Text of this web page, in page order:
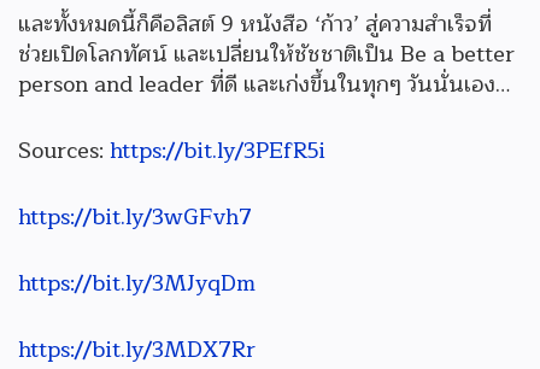
และทั้งหมดนี้ก็คือลิสต์ 9 หนังสือ ‘ก้าว’ สู่ความสำเร็จที่
ช่วยเปิดโลกทัศน์ และเปลี่ยนให้ชัชชาติเป็น Be a better
person and leader ที่ดี และเก่งขึ้นในทุกๆ วันนั่นเอง…
Sources: https://bit.ly/3PEfR5i
https://bit.ly/3wGFvh7
https://bit.ly/3MJyqDm
https://bit.ly/3MDX7Rr